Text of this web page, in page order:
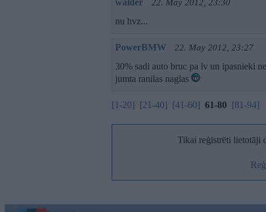
walder 22. May 2012, 23:30
nu hvz...
PowerBMW 22. May 2012, 23:27
30% sadi auto bruc pa lv un ipasnieki
jumta ranilas naglas
[1-20] [21-40] [41-60] 61-80 [81-94]
Tikai reģistrēti lietotāji